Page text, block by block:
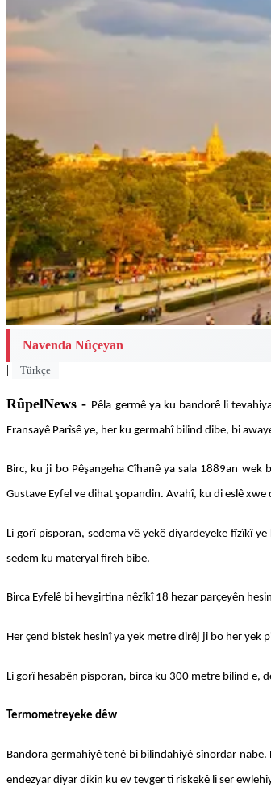
Navenda Nûçeyan
|
Türkçe
RûpelNews - Pêla germê ya ku bandorê li
Fransayê Parîsê ye, her ku germahî bilind dibe, bi
Birc, ku ji bo Pêşangeha Cîhanê ya sala 1889an
Gustave Eyfel ve dihat şopandin. Avahî, ku di eslê
Li gorî pisporan, sedema vê yekê diyardeyeke fîzîkî
sedem ku materyal fireh bibe.
Birca Eyfelê bi hevgirtina nêzîkî 18 hezar parçeyên
Her çend bistek hesinî ya yek metre dirêj ji bo her
Li gorî hesabên pisporan, birca ku 300 metre bilind e,
Termometreyeke dêw
Bandora germahiyê tenê bi bilindahiyê sînordar
endezyar diyar dikin ku ev tevger ti rîskekê li ser